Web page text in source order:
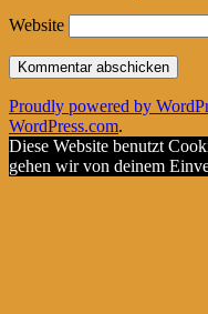
Website
Proudly powered by
WordPress.com.
Diese Website benutzt
gehen wir von deinem